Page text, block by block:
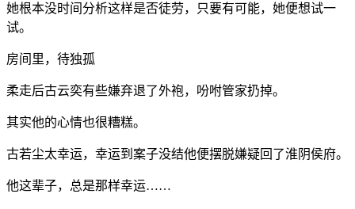
她根本没时间分析这样是否徒劳，只要有可能，她便想试一
试。
房间里，待独孤
柔走后古云奕有些嫌弃退了外袍，吩咐管家扔掉。
其实他的心情也很糟糕。
古若尘太幸运，幸运到案子没结他便摆脱嫌疑回了淮阴侯府。
他这辈子，总是那样幸运……